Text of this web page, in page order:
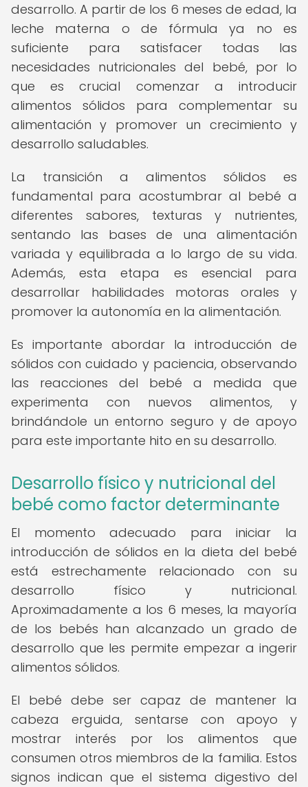
desarrollo. A partir de los 6 meses de edad, la
leche materna o de fórmula ya no es
suficiente para satisfacer todas las
necesidades nutricionales del bebé, por lo
que es crucial comenzar a introducir
alimentos sólidos para complementar su
alimentación y promover un crecimiento y
desarrollo saludables.
La transición a alimentos sólidos es
fundamental para acostumbrar al bebé a
diferentes sabores, texturas y nutrientes,
sentando las bases de una alimentación
variada y equilibrada a lo largo de su vida.
Además, esta etapa es esencial para
desarrollar habilidades motoras orales y
promover la autonomía en la alimentación.
Es importante abordar la introducción de
sólidos con cuidado y paciencia, observando
las reacciones del bebé a medida que
experimenta con nuevos alimentos, y
brindándole un entorno seguro y de apoyo
para este importante hito en su desarrollo.
Desarrollo físico y nutricional del
bebé como factor determinante
El momento adecuado para iniciar la
introducción de sólidos en la dieta del bebé
está estrechamente relacionado con su
desarrollo físico y nutricional.
Aproximadamente a los 6 meses, la mayoría
de los bebés han alcanzado un grado de
desarrollo que les permite empezar a ingerir
alimentos sólidos.
El bebé debe ser capaz de mantener la
cabeza erguida, sentarse con apoyo y
mostrar interés por los alimentos que
consumen otros miembros de la familia. Estos
signos indican que el sistema digestivo del